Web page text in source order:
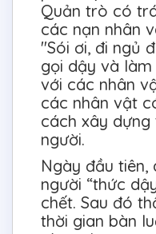
Quản trò có
các nạn nhân
"Sói ơi, đi ngủ
gọi dậy và
với các nhân
các nhân vật
cách xây
người.
Ngày đầu tiên,
người “thức
chết. Sau đó
thời gian bàn